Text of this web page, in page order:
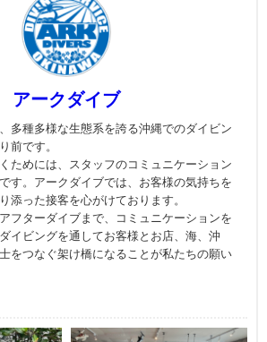
アークダイブ
多種多様な生態系を誇る沖縄でのダイビン
前です。
ためには、スタッフのコミュニケーション
す。アークダイブでは、お客様の気持ちを
添った接客を心がけております。
フターダイブまで、コミュニケーションを
イビングを通してお客様とお店、海、沖
をつなぐ架け橋になることが私たちの願い